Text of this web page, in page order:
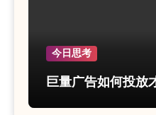
今日思考
巨量广告如何投放